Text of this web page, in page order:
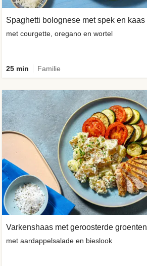
Spaghetti bolognese met spek en kaas
met courgette, oregano en wortel
25 min Familie
Varkenshaas met geroosterde groenten
met aardappelsalade en bieslook